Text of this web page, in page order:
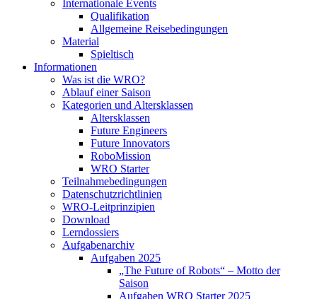
Internationale Events
Qualifikation
Allgemeine Reisebedingungen
Material
Spieltisch
Informationen
Was ist die WRO?
Ablauf einer Saison
Kategorien und Altersklassen
Altersklassen
Future Engineers
Future Innovators
RoboMission
WRO Starter
Teilnahmebedingungen
Datenschutzrichtlinien
WRO-Leitprinzipien
Download
Lerndossiers
Aufgabenarchiv
Aufgaben 2025
„The Future of Robots“ – Motto der
Saison
Aufgaben WRO Starter 2025